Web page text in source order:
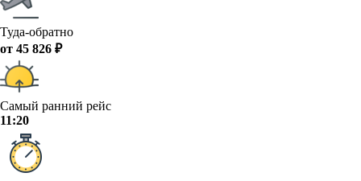
Туда-обратно
от 45 826 ₽
Самый ранний рейс
11:20